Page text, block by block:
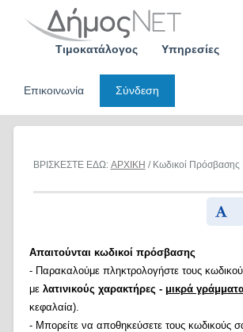
Τιμοκατάλογος Υπηρεσίες
Επικοινωνία
Σύνδεση
ΒΡΙΣΚΕΣΤΕ ΕΔΩ: ΑΡΧΙΚΗ / Κωδικοί Πρόσβασης
Απαιτούνται κωδικοί πρόσβασης
- Παρακαλούμε πληκτρολογήστε τους
με λατινικούς χαρακτήρες - μικρά
κεφαλαία).
- Μπορείτε να αποθηκεύσετε τους κωδικούς